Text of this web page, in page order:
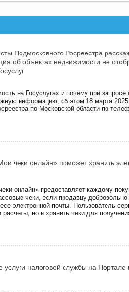
Подмосковного Росреестра
об объектах недвижимости не
на Госуслугах и почему при запросе
информацию, об этом 18 марта 2025
по Московской области по
чеки онлайн» поможет хранить
онлайн» предоставляет каждому
чеки, если продавцу
электронной почты. Пользователь
расчеты, но и хранить чеки для
услуги налоговой службы на Портале